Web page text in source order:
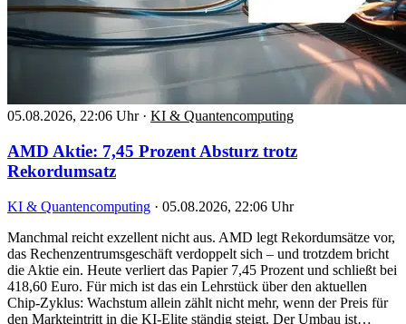
05.08.2026, 22:06 Uhr · KI & Quantencomputing
AMD Aktie: 7,45 Prozent Absturz trotz
Rekordumsatz
KI & Quantencomputing · 05.08.2026, 22:06 Uhr
Manchmal reicht exzellent nicht aus. AMD legt Rekordumsätze vor,
das Rechenzentrumsgeschäft verdoppelt sich – und trotzdem bricht
die Aktie ein. Heute verliert das Papier 7,45 Prozent und schließt bei
418,60 Euro. Für mich ist das ein Lehrstück über den aktuellen
Chip-Zyklus: Wachstum allein zählt nicht mehr, wenn der Preis für
den Markteintritt in die KI-Elite ständig steigt. Der Umbau ist…